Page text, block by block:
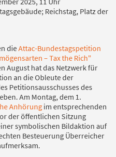
Reichstag, Platz der
dieAttac-Bundestagspetition
– Tax the Rich"
August hat das Netzwerk für
an die Obleute der
Petitionsausschusses des
Am Montag, dem 1.
Anhörung im entsprechenden
der öffentlichen Sitzung
symbolischen Bildaktion auf
Besteuerung Überreicher